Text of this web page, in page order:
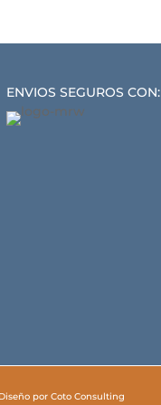
ENVIOS SEGUROS CON:
por Coto Consulting